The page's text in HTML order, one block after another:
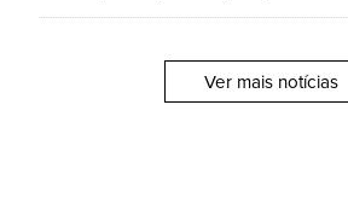
Ver mais notícias